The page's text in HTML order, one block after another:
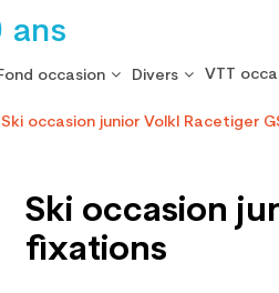
ans
occasion Divers VTT
Ski occasion junior Volkl Racetiger
Ski occasion
fixations